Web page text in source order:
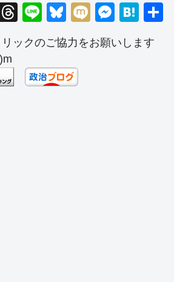
F
T
e
a
d
Li
e
Bl
u
e
sk
y
M
M
ss
H
e
リックのご協力をお願いします